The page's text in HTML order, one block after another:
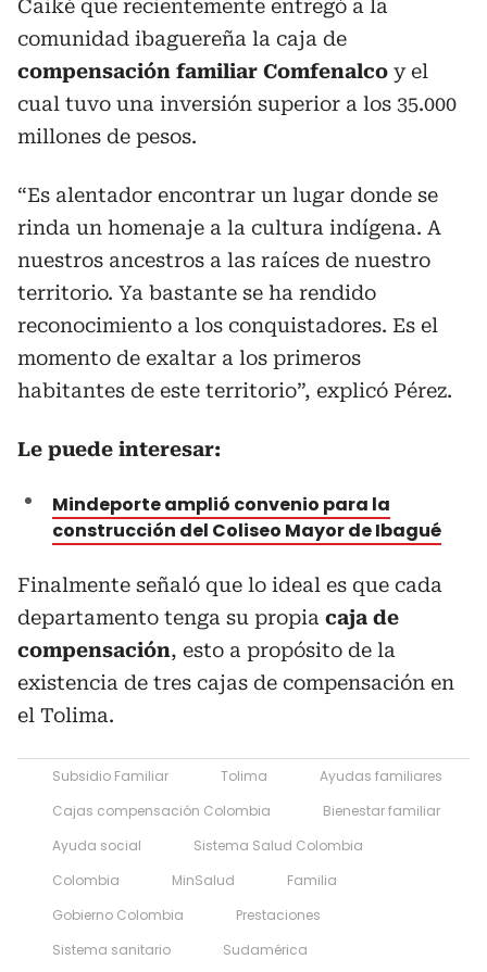
Caiké que recientemente entregó a la
comunidad ibaguereña la caja de
compensación familiar Comfenalco y el
cual tuvo una inversión superior a los 35.000
millones de pesos.
“Es alentador encontrar un lugar donde se
rinda un homenaje a la cultura indígena. A
nuestros ancestros a las raíces de nuestro
territorio. Ya bastante se ha rendido
reconocimiento a los conquistadores. Es el
momento de exaltar a los primeros
habitantes de este territorio”, explicó Pérez.
Le puede interesar:
Mindeporte amplió convenio para la
construcción del Coliseo Mayor de Ibagué
Finalmente señaló que lo ideal es que cada
departamento tenga su propia caja de
compensación, esto a propósito de la
existencia de tres cajas de compensación en
el Tolima.
Subsidio Familiar Tolima
Ayudas familiares
Cajas compensación Colombia
Bienestar familiar
Ayuda social
Sistema Salud Colombia
Colombia
MinSalud
Familia
Gobierno Colombia
Prestaciones
Sistema sanitario
Sudamérica